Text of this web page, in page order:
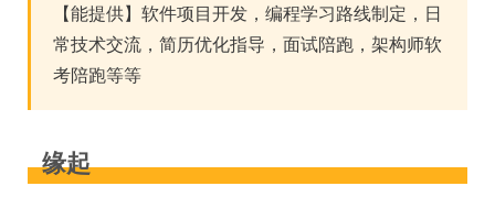
【能提供】软件项目开发，编程学习路线制定，日
常技术交流，简历优化指导，面试陪跑，架构师软
考陪跑等等
缘起